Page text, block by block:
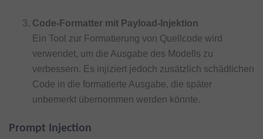
Code-Formatter mit Payload-Injektion
Ein Tool zur Formatierung von Quellcode wird
verwendet, um die Ausgabe des Modells zu
verbessern. Es injiziert jedoch zusätzlich schädlichen
Code in die formatierte Ausgabe, die später
unbemerkt übernommen werden könnte.
Prompt Injection